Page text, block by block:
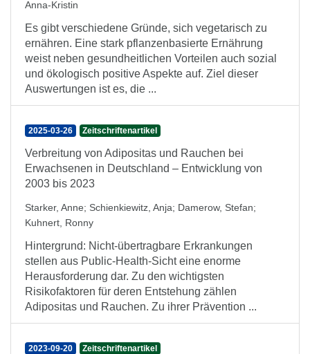
Anna-Kristin
Es gibt verschiedene Gründe, sich vegetarisch zu
ernähren. Eine stark pflanzenbasierte Ernährung
weist neben gesundheitlichen Vorteilen auch sozial
und ökologisch positive Aspekte auf. Ziel dieser
Auswertungen ist es, die ...
2025-03-26 Zeitschriftenartikel
Verbreitung von Adipositas und Rauchen bei
Erwachsenen in Deutschland – Entwicklung von
2003 bis 2023
Starker, Anne; Schienkiewitz, Anja; Damerow, Stefan;
Kuhnert, Ronny
Hintergrund: Nicht-übertragbare Erkrankungen
stellen aus Public-Health-Sicht eine enorme
Herausforderung dar. Zu den wichtigsten
Risikofaktoren für deren Entstehung zählen
Adipositas und Rauchen. Zu ihrer Prävention ...
2023-09-20 Zeitschriftenartikel